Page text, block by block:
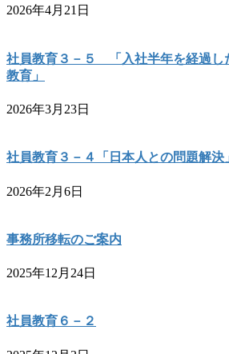
2026年4月21日
社員教育３－５ 「入社半年を経過し
教育」
2026年3月23日
社員教育３－４「日本人との問題解決
2026年2月6日
事務所移転のご案内
2025年12月24日
社員教育６－２